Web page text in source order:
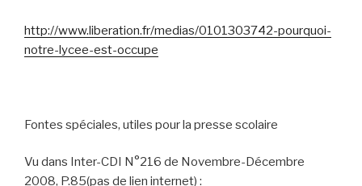
http://www.liberation.fr/medias/0101303742-pourquoi-
notre-lycee-est-occupe
Fontes spéciales, utiles pour la presse scolaire
Vu dans Inter-CDI N°216 de Novembre-Décembre
2008, P.85(pas de lien internet) :